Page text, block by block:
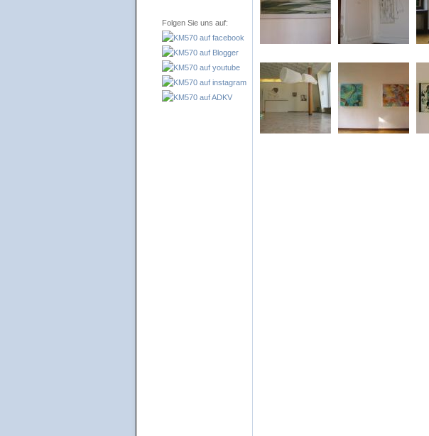
Folgen Sie uns auf: